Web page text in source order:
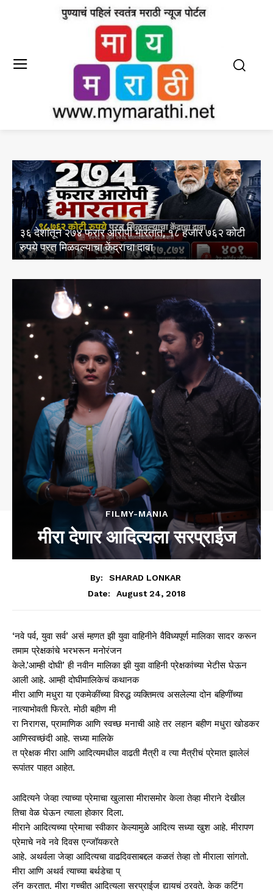
७६२ कोटी
आयआयएमसी द्वारे इंग्रजी आणि मराठी पत्रकारिता
अभ्यासक्रमांसाठी 13 ऑगस्ट रोजी थेट प्रवेश
आयोजन
FILMY-MANIA
मीरा देणार आदित्यला सरप्राईज
By:
SHARAD LONKAR
Date:
August 24, 2018
‘नवे पर्व, युवा सर्व’ असं म्हणत झी युवा वाहिनीने वैविध्यपूर्ण मालिका सादर करून
तमाम प्रेक्षकांचे भरभरून मनोरंजन
केले.’आम्ही दोघी’ ही नवीन मालिका झी युवा वाहिनी प्रेक्षकांच्या भेटीस घेऊन
आली आहे. आम्ही दोघीमालिकेचं कथानक
मीरा आणि मधुरा या एकमेकींच्या विरुद्ध व्यक्तिमत्व असलेल्या दोन बहिणींच्या
नात्याभोवती फिरते. मोठी बहीण मी
रा निरागस, प्रामाणिक आणि स्वच्छ मनाची आहे तर लहान बहीण मधुरा खोडकर
आणिस्वच्छंदी आहे. सध्या मालिके
त प्रेक्षक मीरा आणि आदित्यमधील वाढती मैत्री व त्या मैत्रीचं प्रेमात झालेलं
रूपांतर पाहत आहेत.
आदित्यने जेव्हा त्याच्या प्रेमाचा खुलासा मीरासमोर केला तेव्हा मीराने देखील
तिचा वेळ घेऊन त्याला होकार दिला.
मीराने आदित्यच्या प्रेमाचा स्वीकार केल्यामुळे आदित्य सध्या खुश आहे. मीरापण
प्रेमाचे नवे नवे दिवस एन्जॉयकरते
आहे. अथर्वला जेव्हा आदित्यचा वाढदिवसाबद्दल कळतं तेव्हा तो मीराला सांगतो.
मीरा आणि अथर्व त्याच्या बर्थडेचा प्
लॅन करतात. मीरा गच्चीत आदित्यला सरप्राईज द्यायचं ठरवते. केक कटिंग